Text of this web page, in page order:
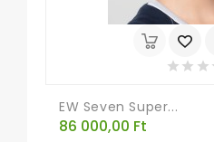
EW Seven Super...
Ár
86 000,00 Ft